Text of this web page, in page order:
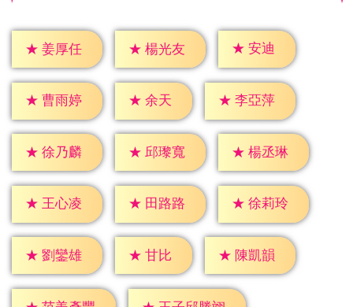
★ 姜厚任 ★ 楊光友 ★ 安迪
★ 曹雨婷 ★ 余天 ★ 李亞萍
★ 徐乃麟 ★ 邱瓈寬 ★ 楊丞琳
★ 王心凌 ★ 田路路 ★ 徐莉玲
★ 劉鑾雄 ★ 甘比 ★ 陳凱韻